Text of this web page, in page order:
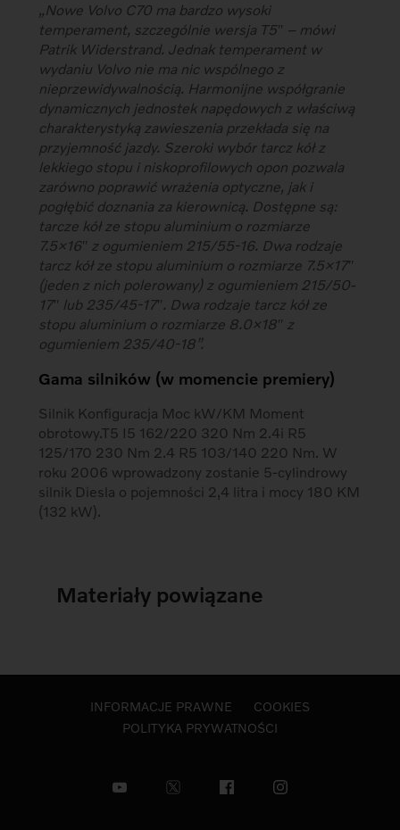
„Nowe Volvo C70 ma bardzo wysoki
temperament, szczególnie wersja T5″ – mówi
Patrik Widerstrand. Jednak temperament w
wydaniu Volvo nie ma nic wspólnego z
nieprzewidywalnością. Harmonijne współgranie
dynamicznych jednostek napędowych z właściwą
charakterystyką zawieszenia przekłada się na
przyjemność jazdy. Szeroki wybór tarcz kół z
lekkiego stopu i niskoprofilowych opon pozwala
zarówno poprawić wrażenia optyczne, jak i
pogłębić doznania za kierownicą. Dostępne są:
tarcze kół ze stopu aluminium o rozmiarze
7.5×16″ z ogumieniem 215/55-16. Dwa rodzaje
tarcz kół ze stopu aluminium o rozmiarze 7.5×17″
(jeden z nich polerowany) z ogumieniem 215/50-
17″ lub 235/45-17″. Dwa rodzaje tarcz kół ze
stopu aluminium o rozmiarze 8.0×18″ z
ogumieniem 235/40-18”.
Gama silników (w momencie premiery)
Silnik Konfiguracja Moc kW/KM Moment
obrotowy.T5 I5 162/220 320 Nm 2.4i R5
125/170 230 Nm 2.4 R5 103/140 220 Nm. W
roku 2006 wprowadzony zostanie 5-cylindrowy
silnik Diesla o pojemności 2,4 litra i mocy 180 KM
(132 kW).
Materiały powiązane
INFORMACJE PRAWNE
COOKIES
POLITYKA PRYWATNOŚCI